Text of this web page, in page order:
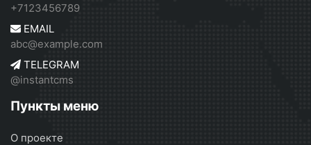
+7123456789
EMAIL
abc@example.com
TELEGRAM
@instantcms
Пункты меню
О проекте